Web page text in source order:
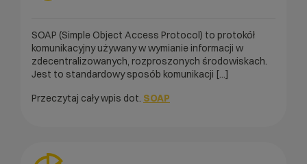
SOAP (Simple Object Access Protocol) to protokół
komunikacyjny używany w wymianie informacji w
zdecentralizowanych, rozproszonych środowiskach.
Jest to standardowy sposób komunikacji [...]
Przeczytaj cały wpis dot. SOAP